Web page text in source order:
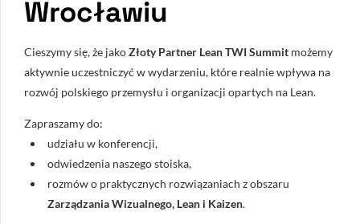
Wrocławiu
Cieszymy się, że jakoZłoty Partner Lean TWI Summit możemy
aktywnie uczestniczyć w wydarzeniu, które realnie wpływa na
rozwój polskiego przemysłu i organizacji opartych na Lean.
Zapraszamy do:
udziału w konferencji,
odwiedzenia naszego stoiska,
rozmów o praktycznych rozwiązaniach z obszaru
Zarządzania Wizualnego, Lean i Kaizen.